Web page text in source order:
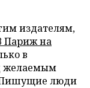
издателям,
Париж на
в
желаемым
Пишущие люди